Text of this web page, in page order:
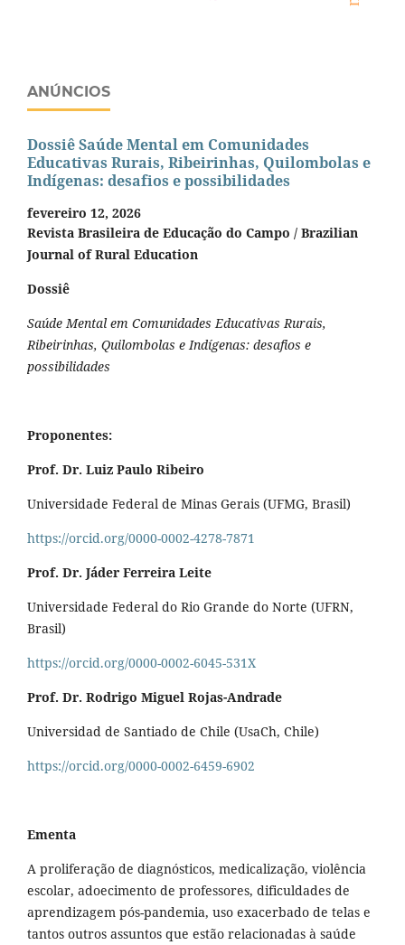
ANÚNCIOS
Dossiê Saúde Mental em Comunidades
Educativas Rurais, Ribeirinhas, Quilombolas e
Indígenas: desafios e possibilidades
fevereiro 12, 2026
Revista Brasileira de Educação do Campo / Brazilian
Journal of Rural Education
Dossiê
Saúde Mental em Comunidades Educativas Rurais,
Ribeirinhas, Quilombolas e Indígenas: desafios e
possibilidades
Proponentes:
Prof. Dr. Luiz Paulo Ribeiro
Universidade Federal de Minas Gerais (UFMG, Brasil)
https://orcid.org/0000-0002-4278-7871
Prof. Dr. Jáder Ferreira Leite
Universidade Federal do Rio Grande do Norte (UFRN,
Brasil)
https://orcid.org/0000-0002-6045-531X
Prof. Dr. Rodrigo Miguel Rojas-Andrade
Universidad de Santiado de Chile (UsaCh, Chile)
https://orcid.org/0000-0002-6459-6902
Ementa
A proliferação de diagnósticos, medicalização, violência
escolar, adoecimento de professores, dificuldades de
aprendizagem pós-pandemia, uso exacerbado de telas e
tantos outros assuntos que estão relacionadas à saúde